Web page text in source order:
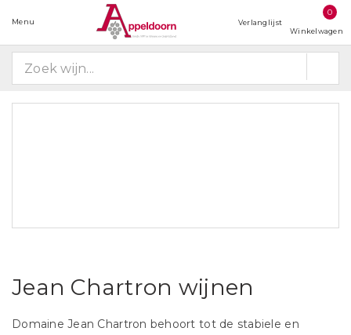
Menu Verlanglijst
0
Winkelwagen
Jean Chartron wijnen
Domaine Jean Chartron behoort tot de stabiele en